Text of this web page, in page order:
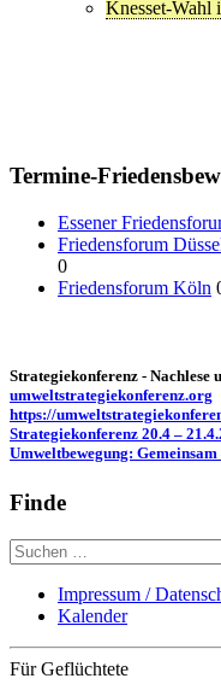
Knesset-Wahl
Termine-
Essener
Friedensforum
0
Friedensforum Köln
Strategiekonferenz - Nachlese
umweltstrategiekonferenz.org
https://
Strategiekonferenz 20.4 –
Umweltbewegung:
Finde
Suche
nach:
Impressum /
Kalender
Für Geflüchtete